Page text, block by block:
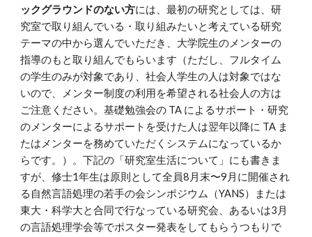
ックグラウンドのない方には、最初の研究としては、研
究室で取り組んでいる・取り組みたいと考えている研究
テーマの中から選んでいただき、大学院生のメンターの
指導のもと取り組んでもらいます（ただし、フルタイム
の学生のみが対象であり、社会人学生の人は対象ではな
いので、メンター制度の利用を希望される社会人の方は
ご注意ください。基礎勉強会の TA によるサポート・研究
のメンターによるサポートを受けた人は翌年以降に TA ま
たはメンターを務めていただくシステムになっているか
らです。）。下記の「研究室生活について」にも書きま
すが、修士1年生は原則として全員8月末〜9月に開催され
る自然言語処理の若手の会シンポジウム（YANS）または
東大・科学大と合同で行なっている研究会、あるいは3月
の言語処理学会等でポスター発表をしてもらうつもりで